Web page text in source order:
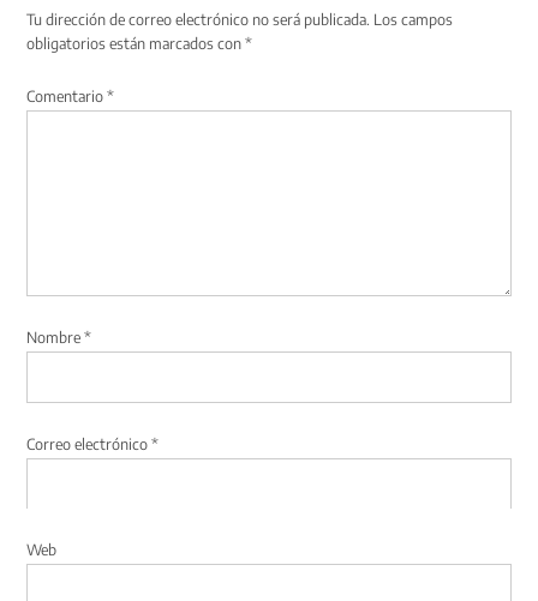
Tu dirección de correo electrónico no será publicada. Los campos
obligatorios están marcados con*
Comentario*
Nombre*
Correo electrónico*
Web